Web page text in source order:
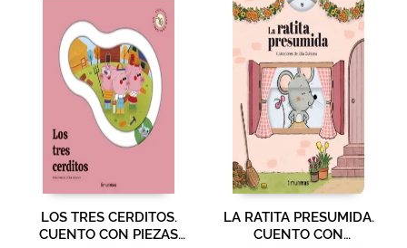
LOS TRES CERDITOS.
CUENTO CON PIEZAS
LA RATITA PRESUMIDA.
CUENTO CON